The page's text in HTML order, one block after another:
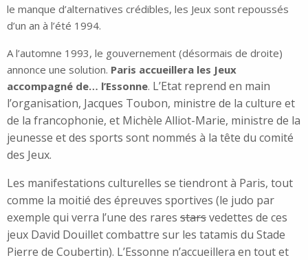
le manque d’alternatives crédibles, les Jeux sont repoussés
d’un an à l’été 1994.
A l’automne 1993, le gouvernement (désormais de droite)
annonce une solution. Paris accueillera les Jeux
accompagné de… l’Essonne. L’Etat reprend en main
l’organisation, Jacques Toubon, ministre de la culture et
de la francophonie, et Michèle Alliot-Marie, ministre de la
jeunesse et des sports sont nommés à la tête du comité
des Jeux.
Les manifestations culturelles se tiendront à Paris, tout
comme la moitié des épreuves sportives (le judo par
exemple qui verra l’une des rares starsvedettes de ces
jeux David Douillet combattre sur les tatamis du Stade
Pierre de Coubertin). L’Essonne n’accueillera en tout et